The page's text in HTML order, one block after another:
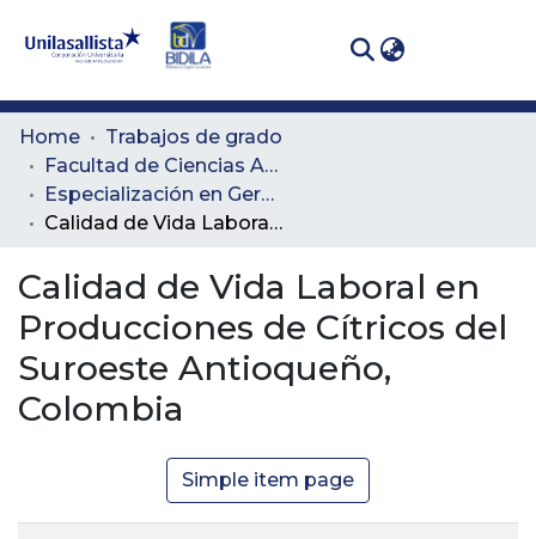
Communities
& Collections
All of DSpace
Statistics
Home
Trabajos de grado
Facultad de Ciencias Administrativas y Agropecuarias
Especialización en Gerencia Agropecuaria
Calidad de Vida Laboral en Producciones de Cítricos del Suroeste Antioqueño, Colombia
Calidad de Vida Laboral en
Producciones de Cítricos del
Suroeste Antioqueño,
Colombia
Simple item page